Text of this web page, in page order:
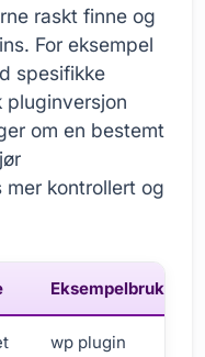
raskt finne og
For eksempel
spesifikke
pluginversjon
om en bestemt
kontrollert og
Eksempelbruk
wp plugin